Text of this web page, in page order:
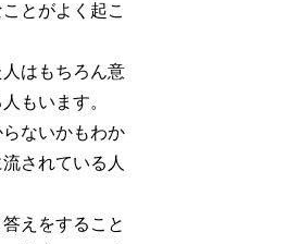
とがよく起こ
人はもちろん意
もいます。
ないかもわか
されている人
えをすること